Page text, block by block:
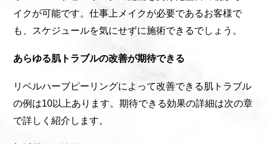
イクが可能です。仕事上メイクが必要であるお客様で
も、スケジュールを気にせずに施術できるでしょう。
あらゆる肌トラブルの改善が期待できる
リベルハーブピーリングによって改善できる肌トラブル
の例は10以上あります。期待できる効果の詳細は次の章
で詳しく紹介します。